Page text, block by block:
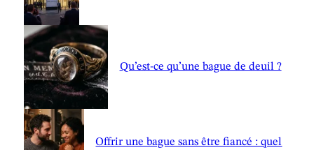
Qu’est-ce qu’une bague de deuil ?
Offrir une bague sans être fiancé : quel